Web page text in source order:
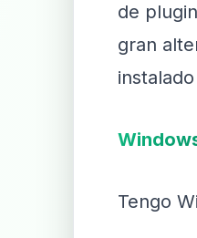
de
gran
instalado
Tengo